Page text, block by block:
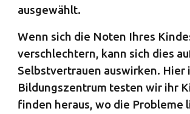
ausgewählt.
Wenn sich die Noten Ihres
verschlechtern, kann sich dies
Selbstvertrauen auswirken. Hier
Bildungszentrum testen wir ihr
finden heraus, wo die Probleme